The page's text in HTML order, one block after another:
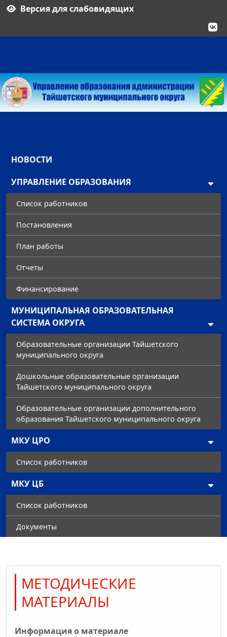
Версия для слабовидящих
НОВОСТИ
УПРАВЛЕНИЕ ОБРАЗОВАНИЯ
Список работников
Постановления
План работы
Отчеты
Финансирование
МУНИЦИПАЛЬНАЯ ОБРАЗОВАТЕЛЬНАЯ
СИСТЕМА ОКРУГА
Образовательные организации Тайшетского
муниципального округа
Дошкольные образовательные организации
Тайшетского муниципального округа
Образовательные организации дополнительного
образования Тайшетского муниципального округа
МКУ ЦРО
Список работников
МКУ ЦБ
Список работников
Документы
МЕТОДИЧЕСКИЕ
МАТЕРИАЛЫ
Информация о материале